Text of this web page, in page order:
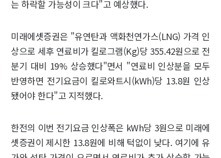
는 하락할 가능성이 크다"고 예상했다.
미래에셋증권은 "유연탄과 액화천연가스(LNG) 가격 인
상으로 세후 연료비가 킬로그램(Kg)당 355.42원으로 전
분기 대비 19% 상승했다"면서 "연료비 인상분을 모두
반영하면 전기요금이 킬로와트시(kWh)당 13.8원 인상
됐어야 한다"고 지적했다.
한전의 이번 전기요금 인상폭은 kWh당 3원으로 미래에
셋증권이 제시한 13.8원에 비해 턱없이 낮다. 여기에 유